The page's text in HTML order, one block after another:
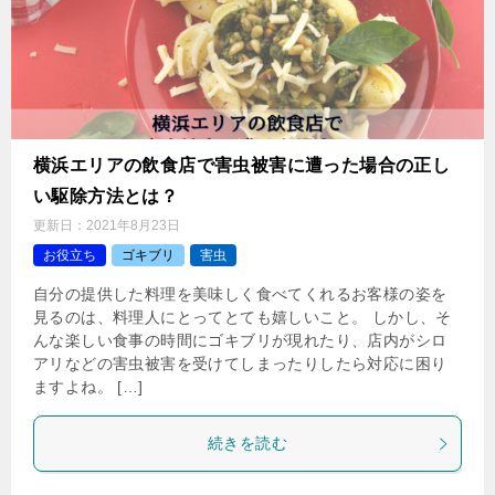
横浜エリアの飲食店で害虫被害に遭った場合の正し
い駆除方法とは？
更新日： 2021年8月23日
お役立ち
ゴキブリ 害虫
自分の提供した料理を美味しく食べてくれるお客様の姿を
見るのは、料理人にとってとても嬉しいこと。 しかし、そ
んな楽しい食事の時間にゴキブリが現れたり、店内がシロ
アリなどの害虫被害を受けてしまったりしたら対応に困り
ますよね。 […]
続きを読む